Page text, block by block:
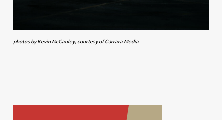
photos by Kevin McCauley, courtesy of Carrara Media